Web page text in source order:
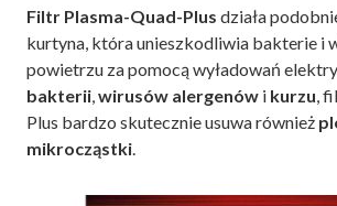
Filtr Plasma-Quad-Plus działa
kurtyna, która unieszkodliwia bakterie i
powietrzu za pomocą wyładowań
bakterii,wirusów alergenów i kurzu,
Plus bardzo skutecznie usuwa również
mikrocząstki.